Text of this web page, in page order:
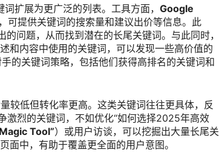
扩展为更广泛的列表。工具方面， Google
可提供关键词的搜索量和建议出价等信息。此
问题，从而找到潜在的长尾关键词。与此同时，
和内容中使用的关键词，可以发现一些高价值的
的关键词策略，包括他们获得高排名的关键词和
较低但转化率更高。这类关键词往往更具体，反
激烈的关键词，不如优化“如何选择2025年高效
Tool”）或用户访谈，可以挖掘出大量长尾关
中，有助于覆盖更全面的用户意图。